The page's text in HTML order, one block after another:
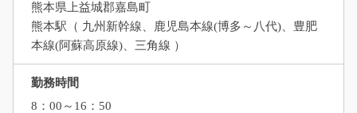
熊本県上益城郡嘉島町
熊本駅（ 九州新幹線、鹿児島本線(博多～八代)、豊肥
本線(阿蘇高原線)、三角線 ）
勤務時間
8：00～16：50